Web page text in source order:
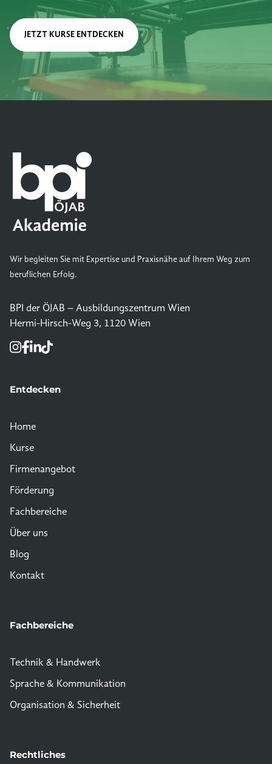
JETZT KURSE ENTDECKEN
Wir begleiten Sie mit Expertise und Praxisnähe auf Ihrem Weg zum
beruflichen Erfolg.
BPI der ÖJAB – Ausbildungszentrum Wien
Hermi-Hirsch-Weg 3, 1120 Wien
Entdecken
Home
Kurse
Firmenangebot
Förderung
Fachbereiche
Über uns
Blog
Kontakt
Fachbereiche
Technik & Handwerk
Sprache & Kommunikation
Organisation & Sicherheit
Rechtliches